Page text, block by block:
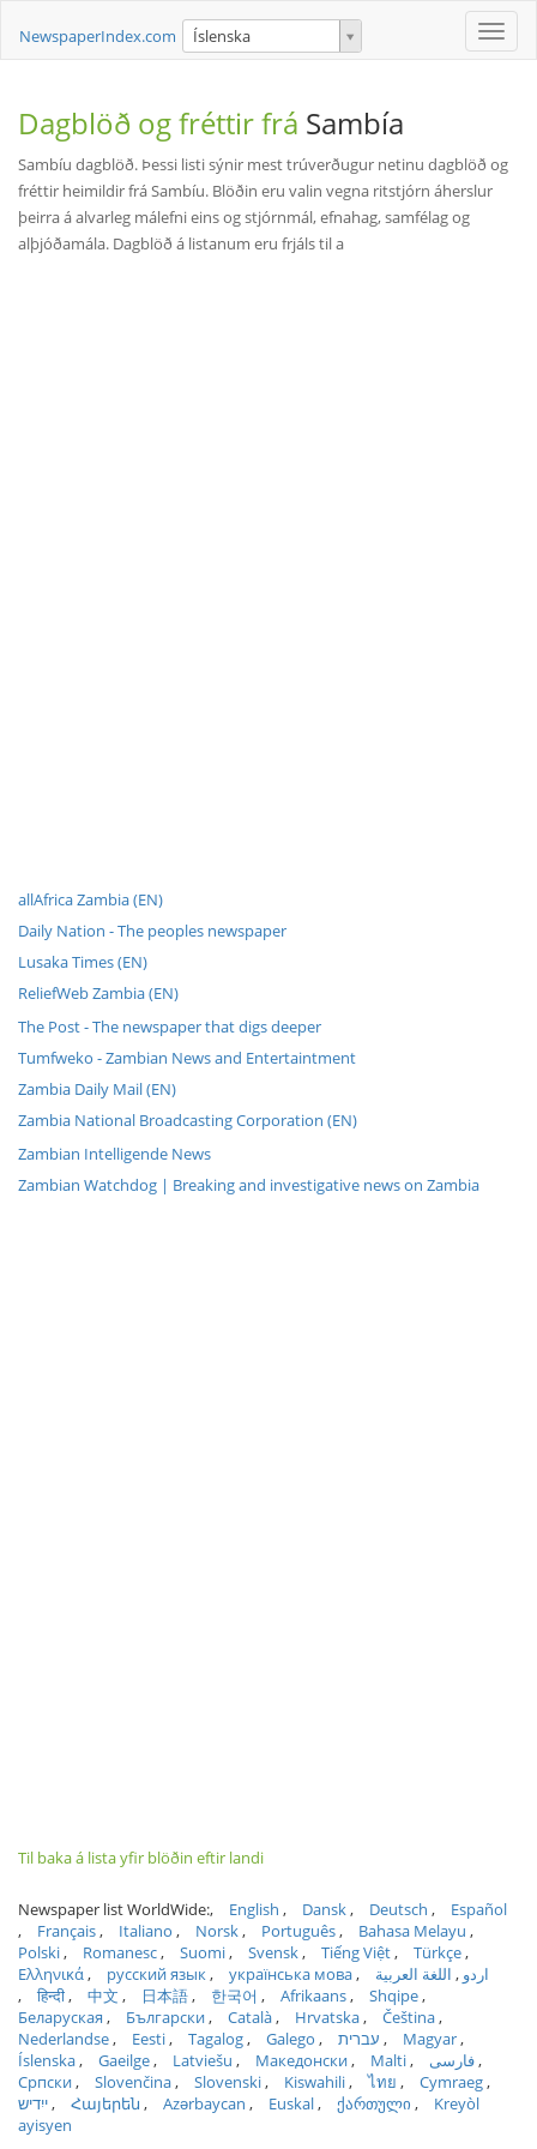
Toggle
NewspaperIndex.com Íslenska
Dagblöð og fréttir frá Sambía
Sambíu dagblöð. Þessi listi sýnir mest trúverðugur netinu dagblöð og
fréttir heimildir frá Sambíu. Blöðin eru valin vegna ritstjórn áherslur
þeirra á alvarleg málefni eins og stjórnmál, efnahag, samfélag og
alþjóðamála. Dagblöð á listanum eru frjáls til a
allAfrica Zambia (EN)
Daily Nation - The peoples newspaper
Lusaka Times (EN)
ReliefWeb Zambia (EN)
The Post - The newspaper that digs deeper
Tumfweko - Zambian News and Entertaintment
Zambia Daily Mail (EN)
Zambia National Broadcasting Corporation (EN)
Zambian Intelligende News
Zambian Watchdog | Breaking and investigative news on Zambia
Til baka á lista yfir blöðin eftir landi
Newspaper list WorldWide: English Dansk Deutsch
Español
Français
Italiano Norsk Português
Bahasa Melayu
Polski
Romanesc Suomi Svensk Tiếng Việt
Türkçe
Ελληνικά
русский язык українська мова اردو
اللغة العربية
हिन्दी
中文 日本語 한국어 Afrikaans
Shqipe
Беларуская
Български Català Hrvatska
Čeština
Nederlandse
Eesti Tagalog Galego עברית
Magyar
Íslenska
Gaeilge Latviešu Македонски Malti
فارسی
Српски
Slovenčina Slovenski Kiswahili ไทย
Cymraeg
ייִדיש
Հայերեն Azərbaycan Euskal ქართული
Kreyòl
ayisyen